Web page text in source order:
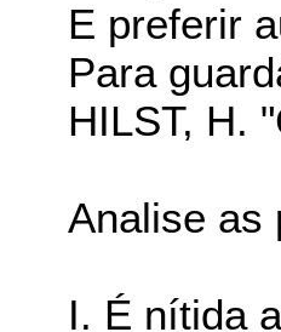
E preferir
Para
HILST, H.
Analise as
I. É nítida